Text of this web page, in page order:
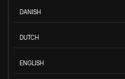
DANISH
DUTCH
ENGLISH